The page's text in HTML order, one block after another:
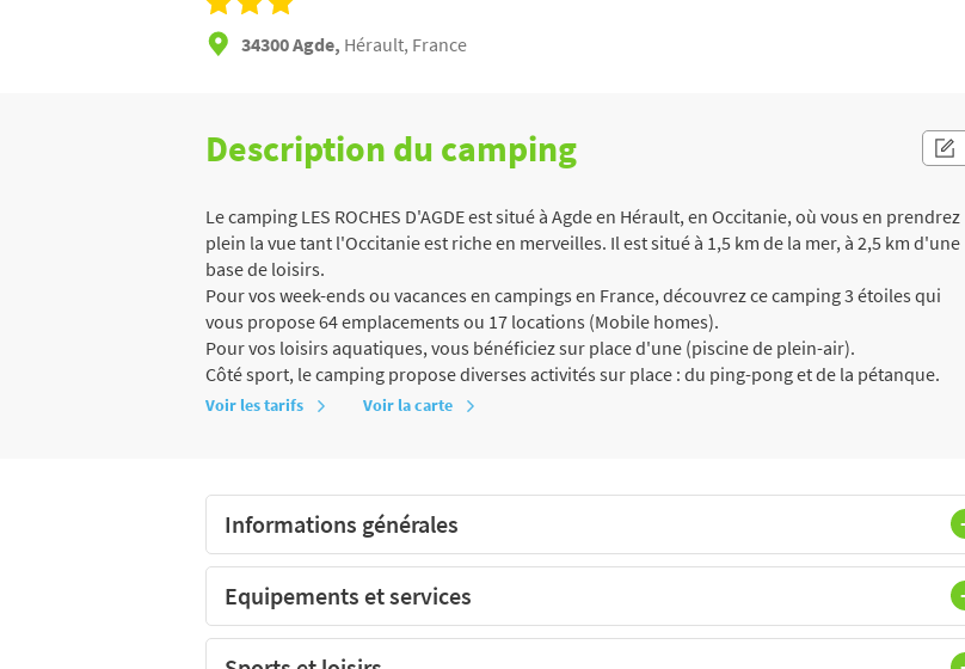
34300 Agde, Hérault, France
Description du camping
Le camping LES ROCHES D'AGDE est situé à Agde en Hérault, en Occitanie, où vous en prendrez
plein la vue tant l'Occitanie est riche en merveilles. Il est situé à 1,5 km de la mer, à 2,5 km d'une
base de loisirs.
Pour vos week-ends ou vacances en campings en France, découvrez ce camping 3 étoiles qui
vous propose 64 emplacements ou 17 locations (Mobile homes).
Pour vos loisirs aquatiques, vous bénéficiez sur place d'une (piscine de plein-air).
Côté sport, le camping propose diverses activités sur place : du ping-pong et de la pétanque.
Voir les tarifs Voir la carte
Informations générales
Equipements et services